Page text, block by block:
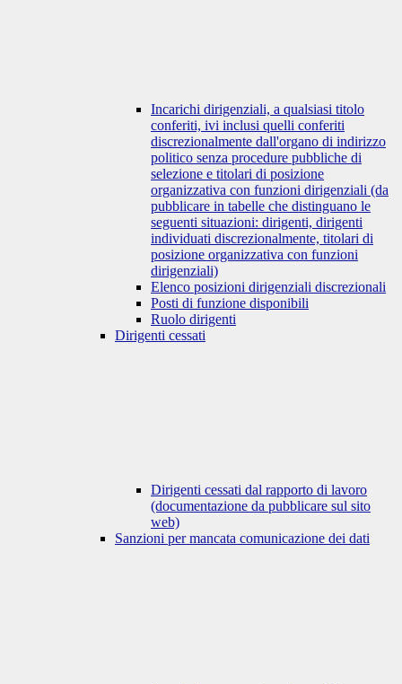
Incarichi dirigenziali, a qualsiasi titolo
conferiti, ivi inclusi quelli conferiti
discrezionalmente dall'organo di indirizzo
politico senza procedure pubbliche di
selezione e titolari di posizione
organizzativa con funzioni dirigenziali (da
pubblicare in tabelle che distinguano le
seguenti situazioni: dirigenti, dirigenti
individuati discrezionalmente, titolari di
posizione organizzativa con funzioni
dirigenziali)
Elenco posizioni dirigenziali discrezionali
Posti di funzione disponibili
Ruolo dirigenti
Dirigenti cessati
Dirigenti cessati dal rapporto di lavoro
(documentazione da pubblicare sul sito
web)
Sanzioni per mancata comunicazione dei dati